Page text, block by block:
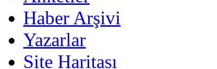
Haber Arşivi
Yazarlar
Site Haritası